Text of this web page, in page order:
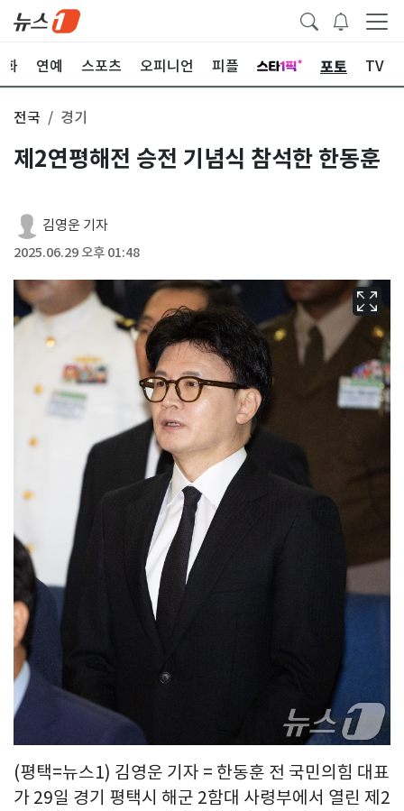
화 연예 스포츠 오피니언 피플 포토 TV
전국 경기
제2연평해전 승전 기념식 참석한 한동훈
김영운 기자
2025.06.29 오후 01:48
(평택=뉴스1) 김영운 기자 = 한동훈 전 국민의힘 대표
가 29일 경기 평택시 해군 2함대 사령부에서 열린 제2